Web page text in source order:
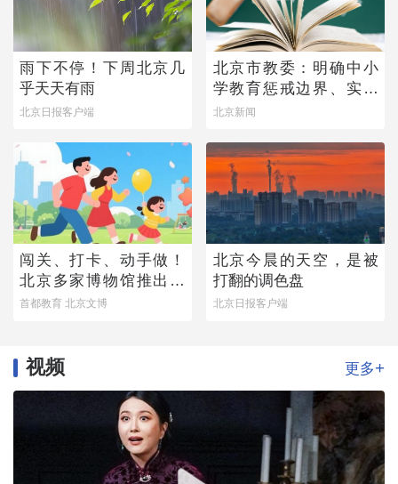
雨下不停！下周北京几
乎天天有雨
北京日报客户端
北京市教委：明确中小
学教育惩戒边界、实施
程序
北京新闻
闯关、打卡、动手做！
北京多家博物馆推出暑
期亲子研学活动
首都教育 北京文博
北京今晨的天空，是被
打翻的调色盘
北京日报客户端
视频 更多+